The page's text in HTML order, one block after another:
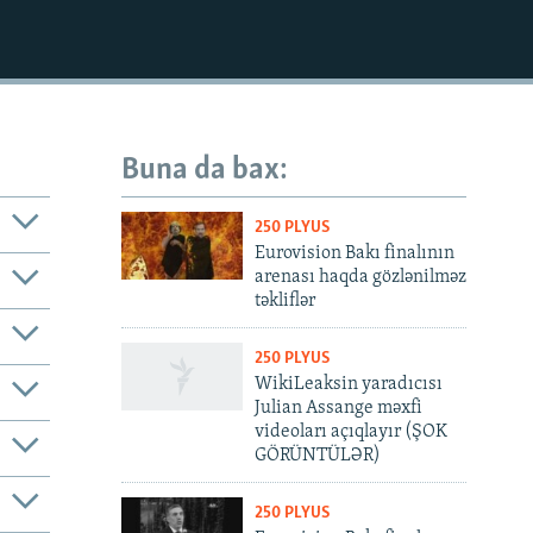
Buna da bax:
250 PLYUS
Eurovision Bakı finalının
arenası haqda gözlənilməz
təkliflər
250 PLYUS
WikiLeaksin yaradıcısı
Julian Assange məxfi
videoları açıqlayır (ŞOK
GÖRÜNTÜLƏR)
250 PLYUS